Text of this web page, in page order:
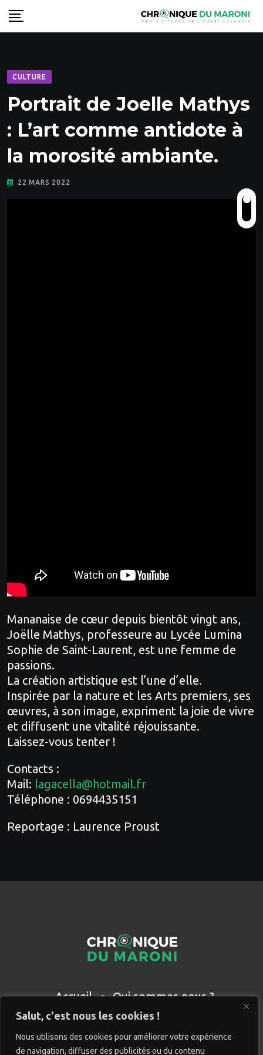
Salut, c'est nous les cookies !
Nous utilisons des cookies pour améliorer votre expérience
de navigation, diffuser des publicités ou du contenu
Skip
to
CULTURE
Portrait de Joelle Mathys
: L’art comme antidote à
la morosité ambiante.
22 MARS 2022
Mananaise de cœur depuis bientôt vingt ans,
Joëlle Mathys, professeure au Lycée Lumina
Sophie de Saint-Laurent, est une femme de
passions.
La création artistique est l’une d’elle.
Inspirée par la nature et les Arts premiers, ses
œuvres, à son image, expriment la joie de vivre
et diffusent une vitalité réjouissante.
Laissez-vous tenter !
Contacts :
‌Mail: lagacella@hotmail.fr
Téléphone : 0694435151
Reportage : Laurence Proust
Accueil
Qui sommes nous ?
Partenaires
Contact